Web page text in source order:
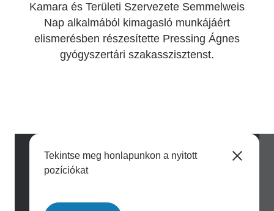
Kamara és Területi Szervezete Semmelweis
Nap alkalmából kimagasló munkájáért
elismerésben részesítette Pressing Ágnes
gyógyszertári szakasszisztenst.
Tekintse meg honlapunkon a nyitott
pozíciókat